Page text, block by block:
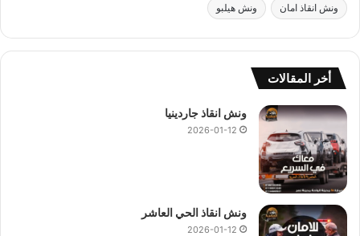
ونش انقاذ امان ونش هيلبو
أخر المقالات
ونش انقاذ جاردينيا
2026-01-12
ونش انقاذ الحي العاشر
2026-01-12